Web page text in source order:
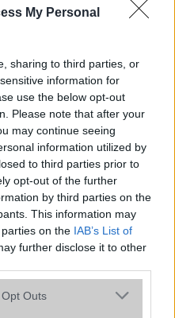
My Personal
sharing to third parties, or
information for
use the below opt-out
Please note that after your
may continue seeing
information utilized by
to third parties prior to
opt-out of the further
by third parties on the
This information may
on the IAB’s List of
further disclose it to other
uses one or more Google
Outs
GSM
Ft (új)
Samsung Galaxy
a lista az érintett